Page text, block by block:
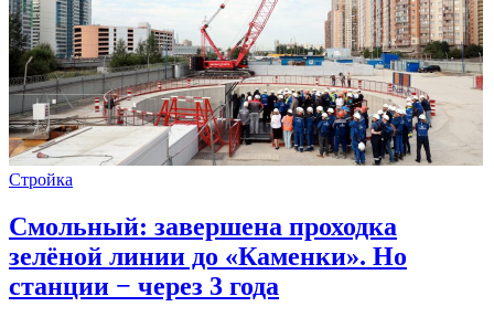
Стройка
Смольный: завершена проходка
зелёной линии до «Каменки». Но
станции − через 3 года